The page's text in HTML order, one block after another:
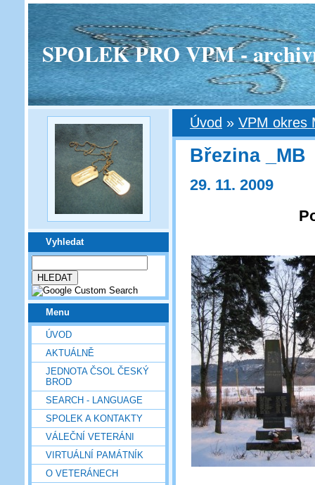
SPOLEK PRO VPM -
Vyhledat
Menu
ÚVOD
AKTUÁLNĚ
JEDNOTA ČSOL ČESKÝ
BROD
SEARCH - LANGUAGE
SPOLEK A KONTAKTY
VÁLEČNÍ VETERÁNI
VIRTUÁLNÍ PAMÁTNÍK
O VETERÁNECH
Úvod » VPM okres
Březina _MB
29. 11. 2009